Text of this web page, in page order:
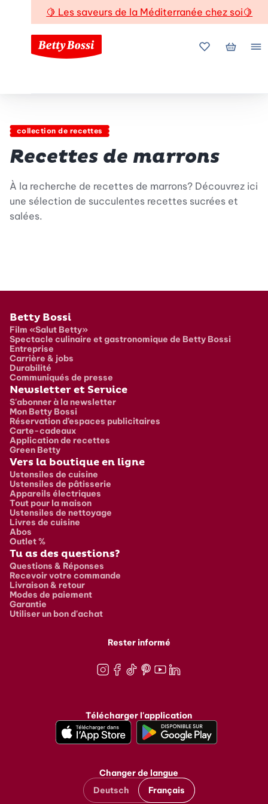
🍋 Les saveurs de la Méditerranée chez soi🍋
Mes favoris
Mon
collection de recettes
Recettes de marrons
À la recherche de recettes de marrons? Découvrez ici
une sélection de succulentes recettes sucrées et
salées.
Pied de page
Betty Bossi
Film «Salut Betty»
Spectacle culinaire et gastronomique de Betty Bossi
Entreprise
Carrière & jobs
Durabilité
Communiqués de presse
Newsletter et Service
S'abonner à la newsletter
Mon Betty Bossi
Réservation d’espaces publicitaires
Carte-cadeaux
Application de recettes
Green Betty
Vers la boutique en ligne
Ustensiles de cuisine
Ustensiles de pâtisserie
Appareils électriques
Tout pour la maison
Ustensiles de nettoyage
Livres de cuisine
Abos
Outlet %
Tu as des questions?
Questions & Réponses
Recevoir votre commande
Livraison & retour
Modes de paiement
Garantie
Utiliser un bon d'achat
Rester informé
Télécharger l'application
Changer de langue
Deutsch
Français